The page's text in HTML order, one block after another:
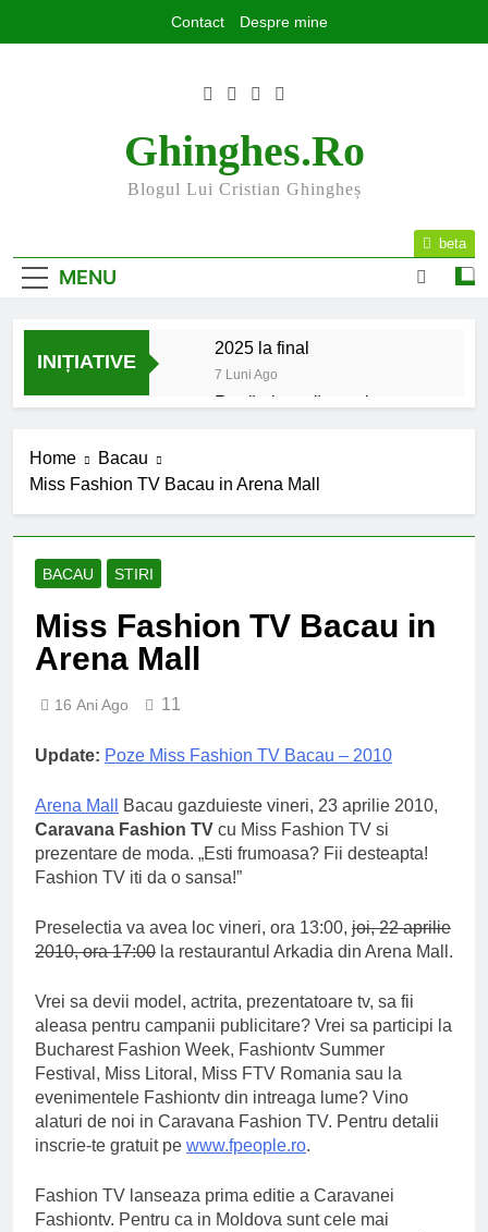
Contact Despre mine
Ghinghes.ro
Blogul Lui Cristian Ghingheș
MENU
beta
INIȚIATIVE
2025 la final
7 Luni Ago
Rugăminte către cei care
Mesajul meu de început de
an școlar: fără fondul clasei,
fără fondul școlii
Harta și programul
terenurilor de sport publice
Home
Bacau
Miss Fashion TV Bacau in Arena Mall
BACAU STIRI
Miss Fashion TV Bacau in
Arena Mall
16 Ani Ago 11
Update: Poze Miss Fashion TV Bacau – 2010
Arena Mall
Bacau gazduieste vineri, 23 aprilie 2010,
Caravana Fashion TV cu Miss Fashion TV si
prezentare de moda. „Esti frumoasa? Fii desteapta!
Fashion TV iti da o sansa!”
Preselectia va avea loc vineri, ora 13:00, joi, 22 aprilie
2010, ora 17:00 la restaurantul Arkadia din Arena Mall.
Vrei sa devii model, actrita, prezentatoare tv, sa fii
aleasa pentru campanii publicitare? Vrei sa participi la
Bucharest Fashion Week, Fashiontv Summer
Festival, Miss Litoral, Miss FTV Romania sau la
evenimentele Fashiontv din intreaga lume? Vino
alaturi de noi in Caravana Fashion TV. Pentru detalii
inscrie-te gratuit pe www.fpeople.ro.
Fashion TV lanseaza prima editie a Caravanei
Fashiontv. Pentru ca in Moldova sunt cele mai